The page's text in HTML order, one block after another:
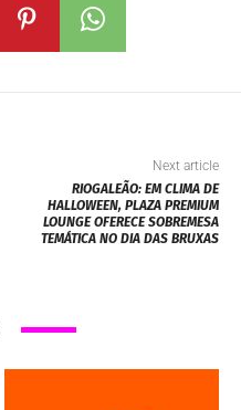
Next article
RIOGALEÃO: EM CLIMA DE
HALLOWEEN, PLAZA PREMIUM
LOUNGE OFERECE SOBREMESA
TEMÁTICA NO DIA DAS BRUXAS